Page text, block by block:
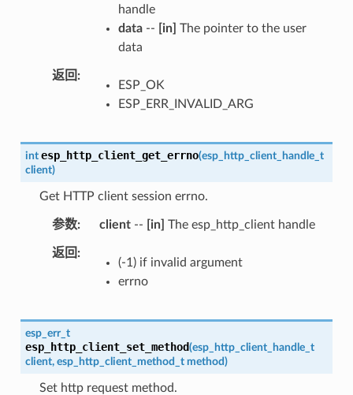
handle
data-- [in] The pointer to the user
data
返回
ESP_OK
ESP_ERR_INVALID_ARG
int esp_http_client_get_errno(esp_http_client_handle_t
client)
Get HTTP client session errno.
参数 client-- [in] The esp_http_client handle
返回
(-1) if invalid argument
errno
esp_err_t
esp_http_client_set_method(esp_http_client_handle_t
client, esp_http_client_method_t method)
Set http request method.